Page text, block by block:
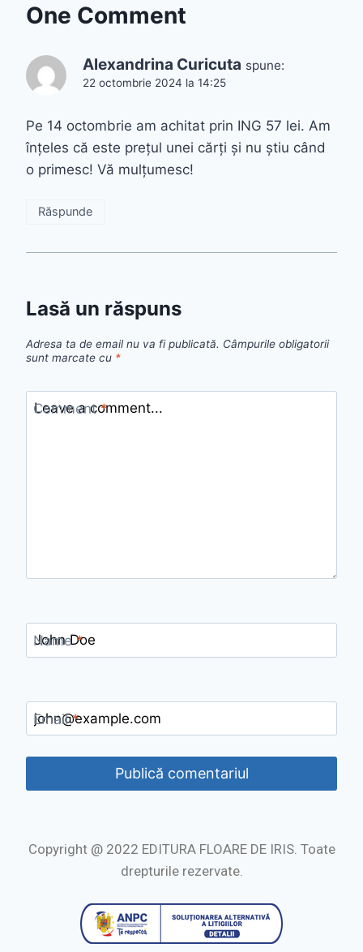
One Comment
Alexandrina Curicuta spune:
22 octombrie 2024 la 14:25
Pe 14 octombrie am achitat prin ING 57 lei. Am
înțeles că este prețul unei cărți și nu știu când
o primesc! Vă mulțumesc!
Răspunde
Lasă un răspuns
Adresa ta de email nu va fi publicată. Câmpurile obligatorii
sunt marcate cu *
Comment*
Name*
Email*
Copyright @ 2022 EDITURA FLOARE DE IRIS. Toate
drepturile rezervate.